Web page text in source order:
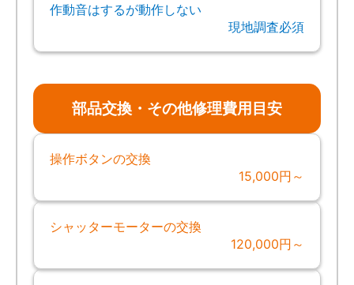
作動音はするが動作しない
現地調査必須
部品交換・その他修理費用目安
操作ボタンの交換
15,000円～
シャッターモーターの交換
120,000円～